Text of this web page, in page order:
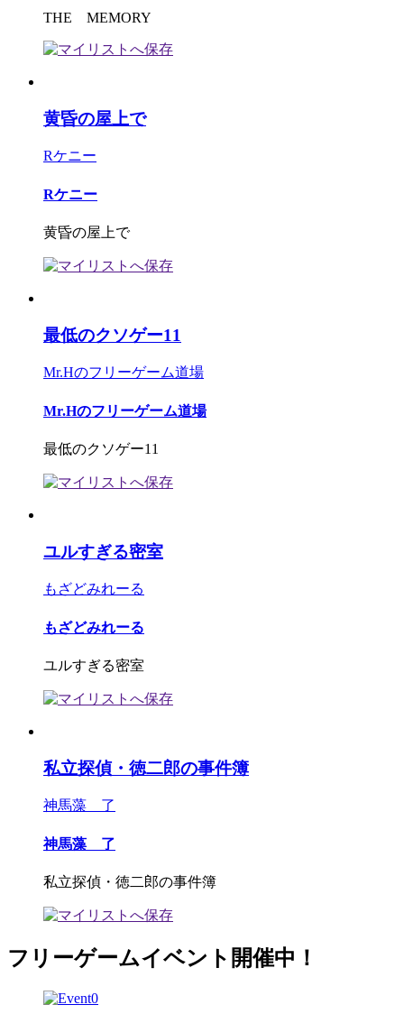
THE MEMORY
黄昏の屋上で
Rケニー
Rケニー
黄昏の屋上で
最低のクソゲー11
Mr.Hのフリーゲーム道場
Mr.Hのフリーゲーム道場
最低のクソゲー11
ユルすぎる密室
もざどみれーる
もざどみれーる
ユルすぎる密室
私立探偵・徳二郎の事件簿
神馬藻 了
神馬藻 了
私立探偵・徳二郎の事件簿
フリーゲームイベント開催中！